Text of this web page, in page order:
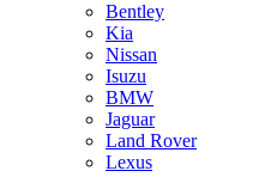
Bentley
Kia
Nissan
Isuzu
BMW
Jaguar
Land Rover
Lexus